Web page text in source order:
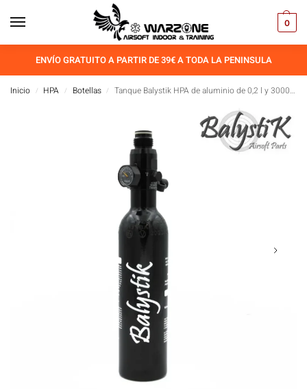
0
ENVÍO GRATUITO A PARTIR DE 39€ A TODA LA PENINSULA
Inicio / HPA / Botellas / Tanque Balystik HPA de aluminio de 0,2 l y 3000 psi con preajuste de HP